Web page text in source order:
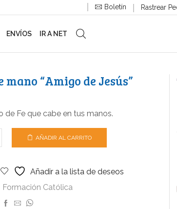
Boletín Rastrear
ENVÍOS IR A NET
mano “Amigo de Jesús”
de Fe que cabe en tus manos.
AÑADIR AL CARRITO
Añadir a la lista de deseos
Formación Católica